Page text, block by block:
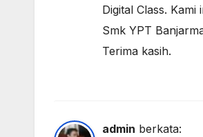
Digital Class.
Smk YPT
Terima kasih.
admin berkata: